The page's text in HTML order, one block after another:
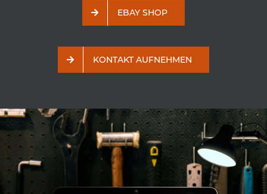
EBAY SHOP
KONTAKT AUFNEHMEN